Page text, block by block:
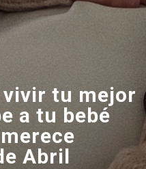
tu mejor
a tu bebé
Abril